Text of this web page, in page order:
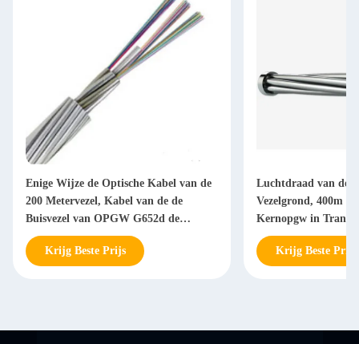
Enige Wijze de Optische Kabel van de
200 Metervezel, Kabel van de de
Buisvezel van OPGW G652d de
Veelvoudige Losse
Krijg Beste Prijs
Luchtdraad van de
Vezelgrond, 400m
Kernopgw in
Krijg Beste Prijs